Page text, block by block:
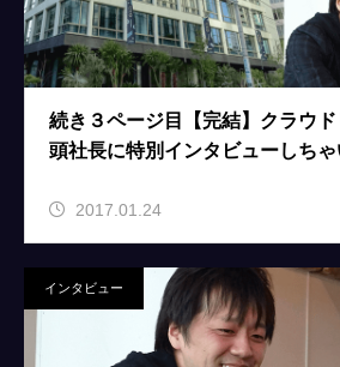
続き３ページ目【完結】クラウ
頭社長に特別インタビューしちゃ
2017.01.24
インタビュー